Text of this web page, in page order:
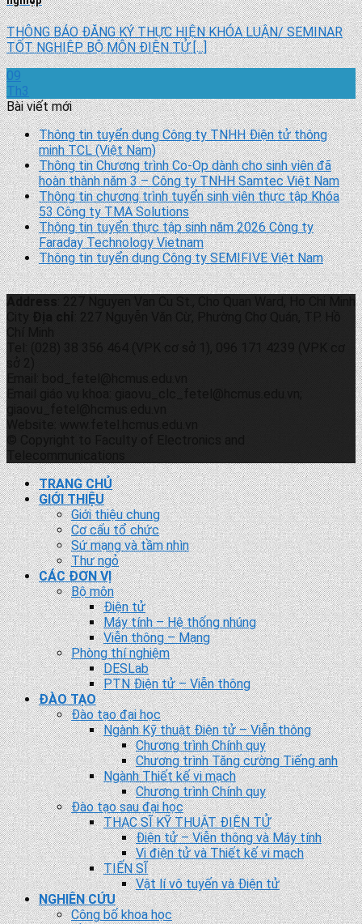
THÔNG BÁO ĐĂNG KÝ THỰC HIỆN KHÓA LUẬN/ SEMINAR
TỐT NGHIỆP BỘ MÔN ĐIỆN TỬ [...]
09
Th3
Bài viết mới
Thông tin tuyển dụng Công ty TNHH Điện tử thông
minh TCL (Việt Nam)
Thông tin Chương trình Co-Op dành cho sinh viên đã
hoàn thành năm 3 – Công ty TNHH Samtec Việt Nam
Thông tin chương trình tuyển sinh viên thực tập Khóa
53 Công ty TMA Solutions
Thông tin tuyển thực tập sinh năm 2026 Công ty
Faraday Technology Vietnam
Thông tin tuyển dụng Công ty SEMIFIVE Việt Nam
Address
: 227 Nguyen Van Cu St., Cho Quan Ward, Ho Chi Minh
City
Địa chỉ
: 227 Nguyễn Văn Cừ, Phường Chợ Quán, TP. Hồ
Chí Minh
Tel: (028) 38 356 464 (VPK cơ sở 1), 096 171 4239 (VPK cơ
sở 2)
Email: bod_fetel@hcmus.edu.vn
Email giáo vụ khoa: giaovu_clc_fetel@hcmus.edu.vn;
giaovu_fetel@hcmus.edu.vn
Website: www.fetel.hcmus.edu.vn
© Copyright to Faculty of Electronics and
Telecommunications
TRANG CHỦ
GIỚI THIỆU
Giới thiệu chung
Cơ cấu tổ chức
Sứ mạng và tầm nhìn
Thư ngỏ
CÁC ĐƠN VỊ
Bộ môn
Điện tử
Máy tính – Hệ thống nhúng
Viễn thông – Mạng
Phòng thí nghiệm
DESLab
PTN Điện tử – Viễn thông
ĐÀO TẠO
Đào tạo đại học
Ngành Kỹ thuật Điện tử – Viễn thông
Chương trình Chính quy
Chương trình Tăng cường Tiếng anh
Ngành Thiết kế vi mạch
Chương trình Chính quy
Đào tạo sau đại học
THẠC SĨ KỸ THUẬT ĐIỆN TỬ
Điện tử – Viễn thông và Máy tính
Vi điện tử và Thiết kế vi mạch
TIẾN SĨ
Vật lí vô tuyến và Điện tử
NGHIÊN CỨU
Công bố khoa học